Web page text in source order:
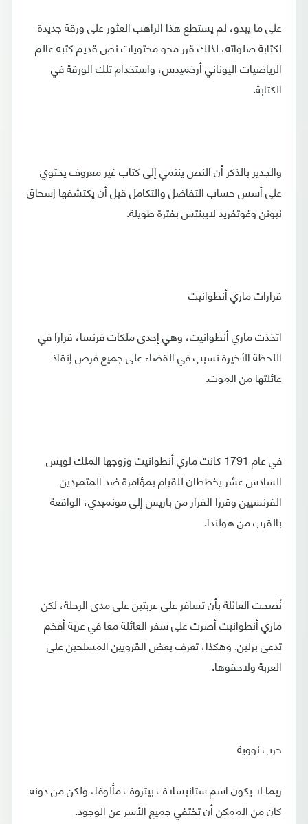
على ما يبدو، لم يستطع هذا الراهب العثور على ورقة جديدة
لكتابة صلواته، لذلك قرر محو محتويات نص قديم كتبه عالم
الرياضيات اليوناني أرخميدس، واستخدام تلك الورقة في
الكتابة.
والجدير بالذكر أن النص ينتمي إلى كتاب غير معروف يحتوي
على أسس حساب التفاضل والتكامل قبل أن يكتشفها إسحاق
نيوتن وغوتفريد لايبنتس بفترة طويلة.
قرارات ماري أنطوانيت
اتخذت ماري أنطوانيت، وهي إحدى ملكات فرنسا، قرارا في
اللحظة الأخيرة تسبب في القضاء على جميع فرص إنقاذ
عائلتها من الموت.
في عام 1791 كانت ماري أنطوانيت وزوجها الملك لويس
السادس عشر يخططان للقيام بمؤامرة ضد المتمردين
الفرنسيين وقررا الفرار من باريس إلى مونميدي، الواقعة
بالقرب من هولندا.
نُصحت العائلة بأن تسافر على عربتين على مدى الرحلة، لكن
ماري أنطوانيت أصرت على سفر العائلة معا في عربة أفخم
تدعى برلين. وهكذا، تعرف بعض القرويين المسلحين على
العربة ولاحقوها.
حرب نووية
ربما لا يكون اسم ستانيسلاف بيتروف مألوفا، ولكن من دونه
كان من الممكن أن تختفي جميع الأسر عن الوجود.